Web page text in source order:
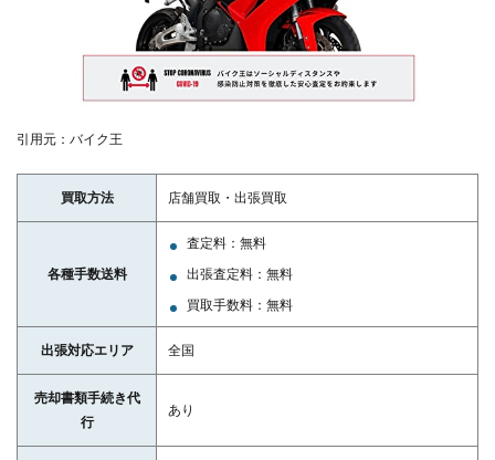
引用元：バイク王
買取方法 店舗買取・出張買取
各種手数送料
査定料：無料
出張査定料：無料
買取手数料：無料
出張対応エリア 全国
売却書類手続き代
行
あり